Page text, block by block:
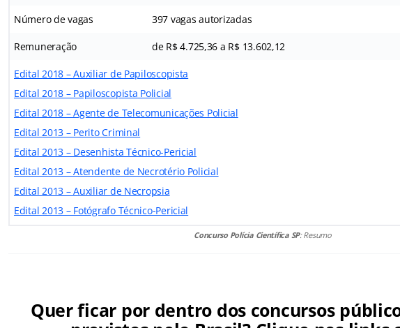
Número de vagas 397 vagas autorizadas
Remuneração de R$ 4.725,36 a R$ 13.602,12
Edital2018 – Auxiliar de Papiloscopista
Edital2018 – Papiloscopista Policial
Edital 2018 – Agente de Telecomunicações Policial
Edital2013 – Perito Criminal
Edital2013 – Desenhista Técnico-Pericial
Edital 2013 – Atendente de Necrotério Policial
Edital2013 – Auxiliar de Necropsia
Edital2013 – Fotógrafo Técnico-Pericial
Concurso Polícia Científica SP: Resumo
Quer ficar por dentro dos concursos